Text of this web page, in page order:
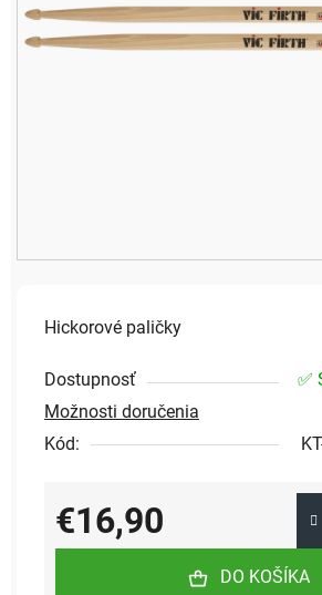
Hickorové paličky
Dostupnosť ✅
Možnosti doručenia
Kód:
€16,90
Jednotková cena:
DO KOŠÍKA